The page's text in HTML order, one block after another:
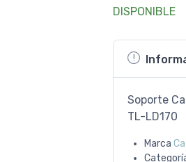
DISPONIBLE
Soporte
TL-LD170
Marca